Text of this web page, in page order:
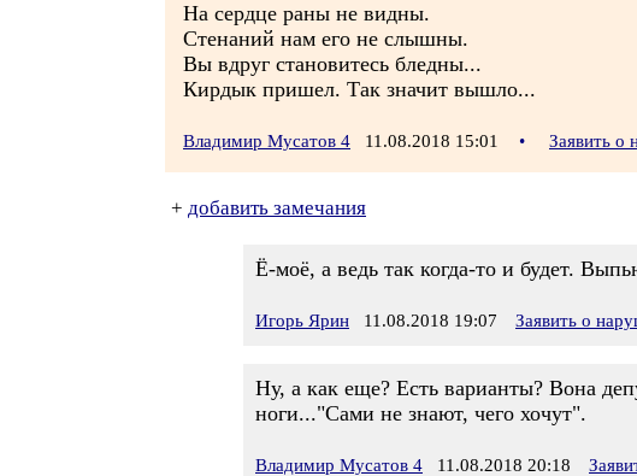
На сердце раны не видны.
Стенаний нам его не слышны.
Вы вдруг становитесь бледны...
Кирдык пришел. Так значит вышло...
Владимир Мусатов 4 11.08.2018 15:01 • Заявить о
+ добавить замечания
Ё-моё, а ведь так когда-то и будет.
Игорь Ярин 11.08.2018 19:07 Заявить о
Ну, а как еще? Есть варианты? Вона
ноги..."Сами не знают, чего хочут".
Владимир Мусатов 4 11.08.2018 20:18